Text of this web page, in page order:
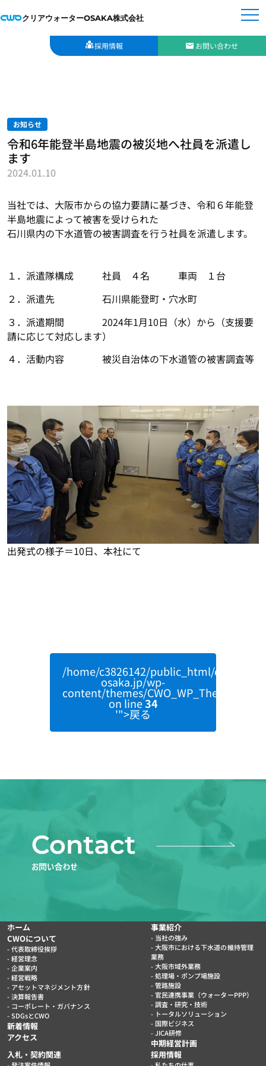
クリアウォーターOSAKA株式会社
採用情報 お問い合わせ
お知らせ
令和6年能登半島地震の被災地へ社員を派遣し
ます
2024.01.10
当社では、大阪市からの協力要請に基づき、令和６年能登
半島地震によって被害を受けられた
石川県内の下水道管の被害調査を行う社員を派遣します。
１．派遣隊構成 社員 ４名 車両 １台
２．派遣先 石川県能登町・穴水町
３．派遣期間 2024年1月10日（水）から（支援要
請に応じて対応します）
４．活動内容 被災自治体の下水道管の被害調査等
出発式の様子＝10日、本社にて
/home/c3826142/public_html/
osaka.jp/wp-
content/themes/CWO_WP_Theme/
on line34
'">戻る
ホーム
CWOについて
代表取締役挨拶
経営理念
企業案内
経営戦略
アセットマネジメント方針
決算報告書
コーポレート・ガバナンス
SDGsとCWO
新着情報
アクセス
事業紹介
当社の強み
大阪市における下水道の維持管理
業務
大阪市域外業務
処理場・ポンプ場施設
管路施設
官民連携事業（ウォーターPPP）
調査・研究・技術
トータルソリューション
国際ビジネス
JICA研修
中期経営計画
入札・契約関連
採用情報